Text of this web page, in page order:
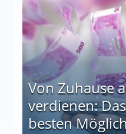
Von Zuhause
verdienen:
besten